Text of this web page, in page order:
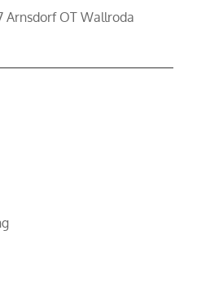
Arnsdorf OT Wallroda